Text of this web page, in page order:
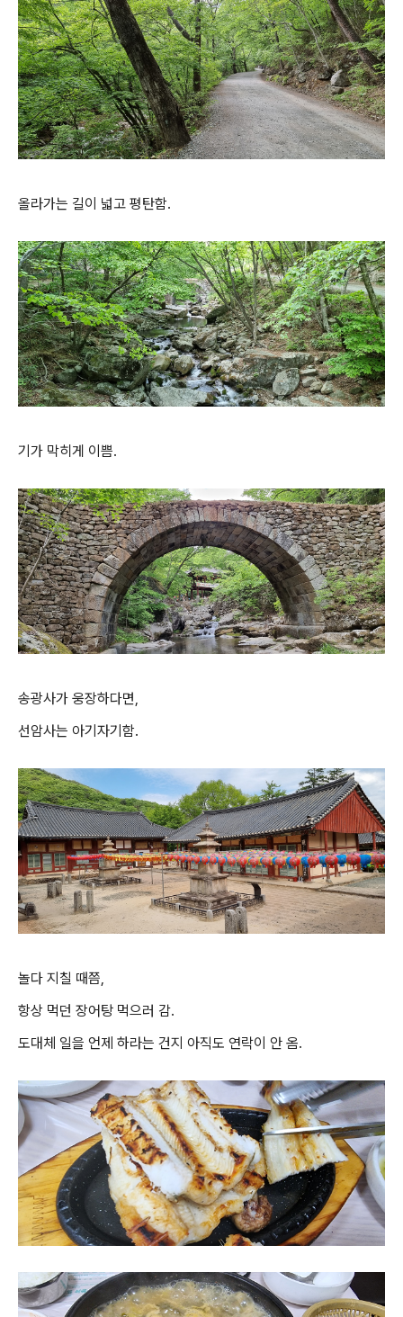
올라가는 길이 넓고 평탄함.
기가 막히게 이쁨.
송광사가 웅장하다면,
선암사는 아기자기함.
놀다 지칠 때쯤,
항상 먹던 장어탕 먹으러 감.
도대체 일을 언제 하라는 건지 아직도 연락이 안 옴.